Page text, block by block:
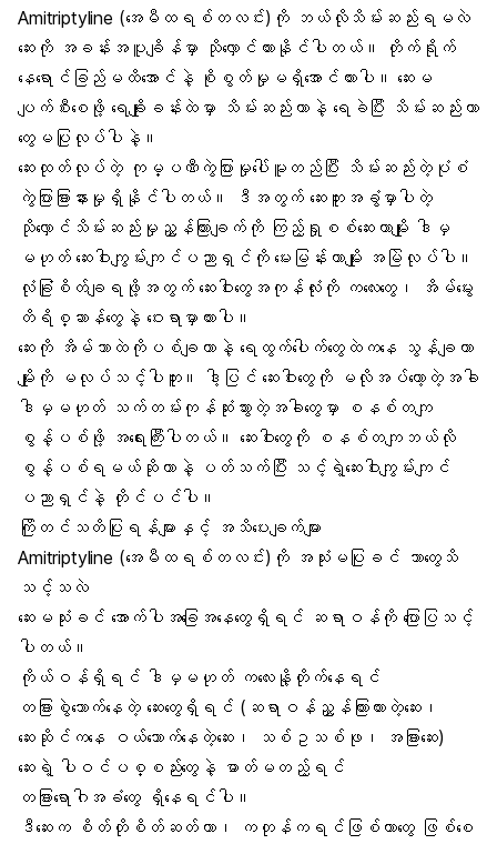
Amitriptyline (အေမီထရစ်တလင်း)ကို ဘယ်လိုသိမ်းဆည်းရမလဲ
ဆေးကို အခန်းအပူချိန်မှာ သိုလှောင်ထားနိုင်ပါတယ်။ တိုက်ရိုက်
နေရောင်ခြည်မထိအောင်နဲ့ စိုစွတ်မှုမရှိအောင်ထားပါ။ ဆေးမ
ပျက်စီးစေဖို့ ရေချိုးခန်းထဲမှာ သိမ်းဆည်းတာနဲ့ ရေခဲပြီး သိမ်းဆည်းတာ
တွေမပြုလုပ်ပါနဲ့။
ဆေးထုတ်လုပ်တဲ့ ကုမ္ပဏီကွဲပြားမှုပေါ်မူတည်ပြီး သိမ်းဆည်းတဲ့ပုံစံ
ကွဲပြားခြားနားမှုရှိနိုင်ပါတယ်။ ဒီအတွက် ဆေးဘူးအခွံမှာပါတဲ့
သိုလှောင်သိမ်းဆည်းမှုညွှန်ကြားချက်ကို ကြည့်ရှုစစ်ဆေးတာမျိုး ဒါမှ
မဟုတ် ဆေးဝါးကျွမ်းကျင်ပညာရှင်ကို မေးမြန်းတာမျိုး အမြဲလုပ်ပါ။
လုံခြုံစိတ်ချရဖို့အတွက် ဆေးဝါးတွေအကုန်လုံးကို ကလေးတွေ၊ အိမ်မွေး
တိရိစ္ဆာန်တွေနဲ့ ဝေးရာမှာထားပါ။
ဆေးကို အိမ်သာထဲကိုပစ်ချတာနဲ့ ရေထွက်ပေါက်တွေထဲကနေ သွန်ချတာ
မျိုးကို မလုပ်သင့်ပါဘူး။ ဒါ့ပြင် ဆေးဝါးတွေကို မလိုအပ်တော့တဲ့အခါ
ဒါမှမဟုတ် သက်တမ်းကုန်ဆုံးသွားတဲ့အခါတွေမှာ စနစ်တကျ
စွန့်ပစ်ဖို့ အရေးကြီးပါတယ်။ ဆေးဝါးတွေကို စနစ်တကျဘယ်လို
စွန့်ပစ်ရမယ်ဆိုတာနဲ့ ပတ်သက်ပြီး သင့်ရဲ့ဆေးဝါးကျွမ်းကျင်
ပညာရှင်နဲ့ တိုင်ပင်ပါ။
ကြိုတင်သတိပြုရန်များနှင့် အသိပေးချက်များ
Amitriptyline (အေမီထရစ်တလင်း)ကို အသုံးမပြုခင် ဘာတွေသိ
သင့်သလဲ
ဆေးမသုံးခင် အောက်ပါအခြေအနေတွေရှိရင် ဆရာဝန်ကို ပြောပြသင့်
ပါတယ်။
ကိုယ်ဝန်ရှိရင် ဒါမှမဟုတ် ကလေးနို့တိုက်နေရင်
တခြားစွဲသောက်နေတဲ့ ဆေးတွေရှိရင် (ဆရာဝန်ညွှန်ကြားထားတဲ့ဆေး၊
ဆေးဆိုင်ကနေ ဝယ်သောက်နေတဲ့ဆေး၊ သစ်ဥသစ်ဖု၊ အခြားဆေး)
ဆေးရဲ့ ပါဝင်ပစ္စည်းတွေနဲ့ ဓာတ်မတည့်ရင်
တခြားရောဂါအခံတွေ ရှိနေရင်ပါ။
ဒီဆေးက စိတ်တိုစိတ်ဆတ်တာ၊ ကတုန်ကရင်ဖြစ်တာတွေ ဖြစ်စေ